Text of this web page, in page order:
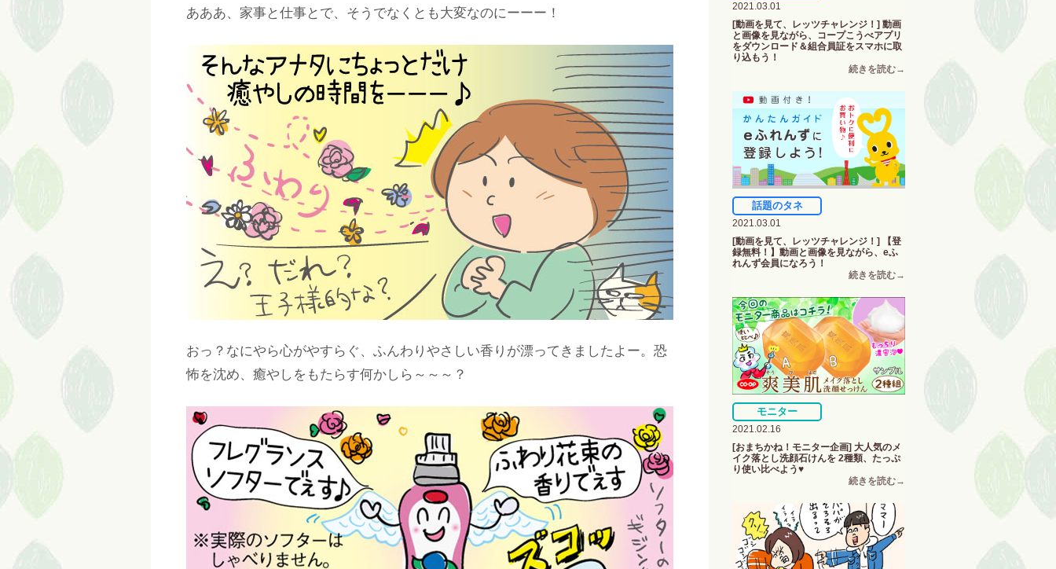
あああ、家事と仕事とで、そうでなくとも大変なのにーーー！
おっ？なにやら心がやすらぐ、ふんわりやさしい香りが漂ってきましたよー。恐
怖を沈め、癒やしをもたらす何かしら～～～？
2021.03.01
[動画を見て、レッツチャレンジ！] 動画
と画像を見ながら、コープこうべアプリ
をダウンロード＆組合員証をスマホに取
り込もう！
話題のタネ
2021.03.01
[動画を見て、レッツチャレンジ！] 【登
録無料！】動画と画像を見ながら、eふ
れんず会員になろう！
モニター
2021.02.16
[おまちかね！モニター企画] 大人気のメ
イク落とし洗顔石けんを 2種類、たっぷ
り使い比べよう♥